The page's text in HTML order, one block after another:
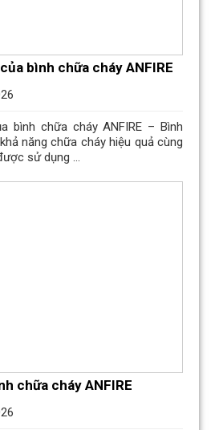
bình chữa cháy ANFIRE
bình chữa cháy ANFIRE – Bình
năng chữa cháy hiệu quả cùng
sử dụng ...
chữa cháy ANFIRE